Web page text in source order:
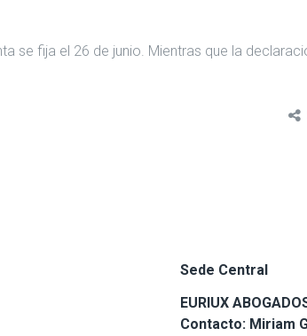
se fija el 26 de junio. Mientras que la
Sede Central
EURIUX
Contacto: Miriam